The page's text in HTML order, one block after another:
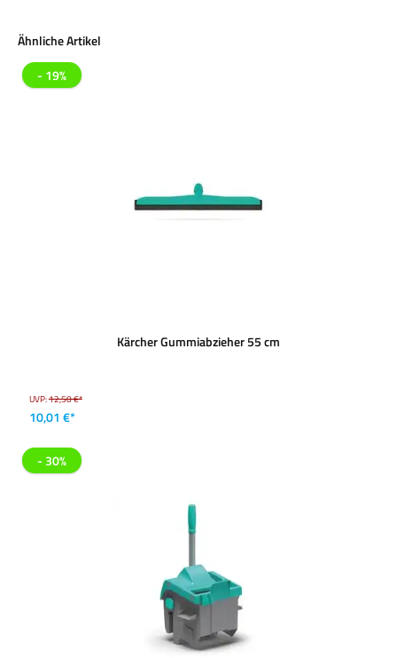
Produktgalerie überspringen
Ähnliche Artikel
- 19%
Kärcher Gummiabzieher 55 cm
UVP:12,50 €*
10,01 €*
- 30%